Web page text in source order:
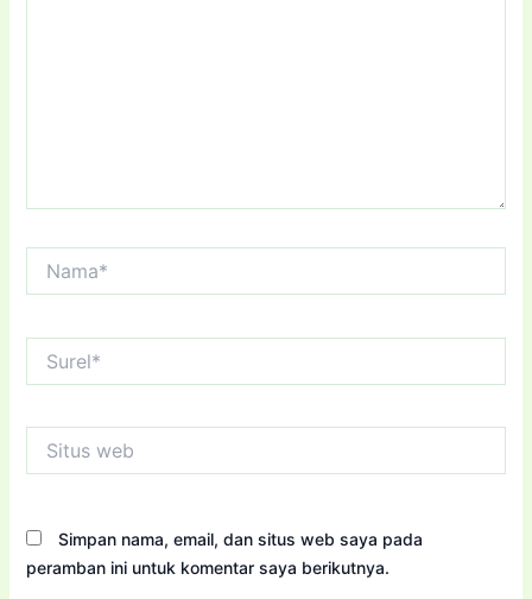
web
Simpan nama, email, dan situs web saya pada
peramban ini untuk komentar saya berikutnya.